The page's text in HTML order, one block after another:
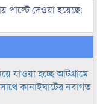
পাল্টে দেওয়া হয়েছে:
যাওয়া হচ্ছে আটগ্রামে
কানাইঘাটের নবাগত